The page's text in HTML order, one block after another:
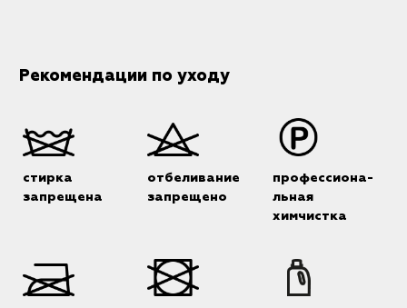
Рекомендации по уходу
стирка
запрещена
отбеливание
запрещено
профессиона-
льная
химчистка